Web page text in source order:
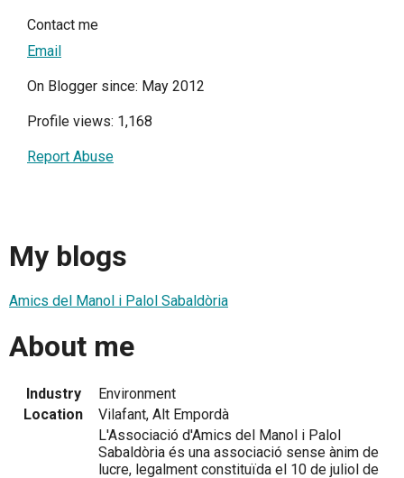
Contact me
Email
On Blogger since: May 2012
Profile views: 1,168
Report Abuse
My blogs
Amics del Manol i Palol Sabaldòria
About me
Industry
Environment
Location
Vilafant, Alt Empordà
L'Associació d'Amics del Manol i Palol
Sabaldòria és una associació sense ànim de
lucre, legalment constituïda el 10 de juliol de